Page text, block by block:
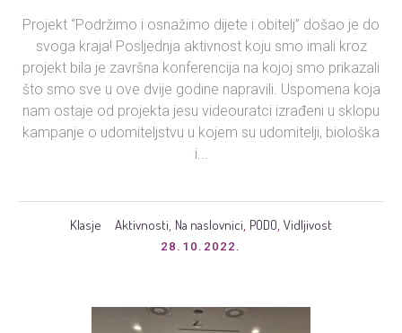
Projekt “Podržimo i osnažimo dijete i obitelj” došao je do
svoga kraja! Posljednja aktivnost koju smo imali kroz
projekt bila je završna konferencija na kojoj smo prikazali
što smo sve u ove dvije godine napravili. Uspomena koja
nam ostaje od projekta jesu videouratci izrađeni u sklopu
kampanje o udomiteljstvu u kojem su udomitelji, biološka
i...
Klasje Aktivnosti, Na naslovnici, PODO, Vidljivost
28.10.2022.